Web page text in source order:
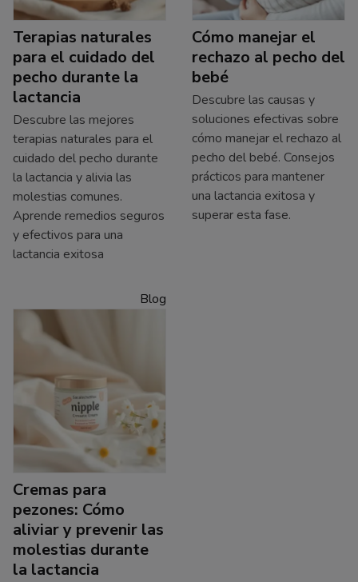
Terapias naturales
para el cuidado del
pecho durante la
lactancia
Descubre las mejores
terapias naturales para el
cuidado del pecho durante
la lactancia y alivia las
molestias comunes.
Aprende remedios seguros
y efectivos para una
lactancia exitosa
Cómo manejar el
rechazo al pecho del
bebé
Descubre las causas y
soluciones efectivas sobre
cómo manejar el rechazo al
pecho del bebé. Consejos
prácticos para mantener
una lactancia exitosa y
superar esta fase.
Blog
Cremas para
pezones: Cómo
aliviar y prevenir las
molestias durante
la lactancia